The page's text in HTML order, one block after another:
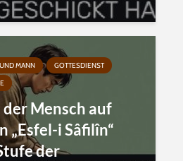
MANN
GOTTESDIENST
Mensch auf
„Esfel-i Sâfilîn“
der